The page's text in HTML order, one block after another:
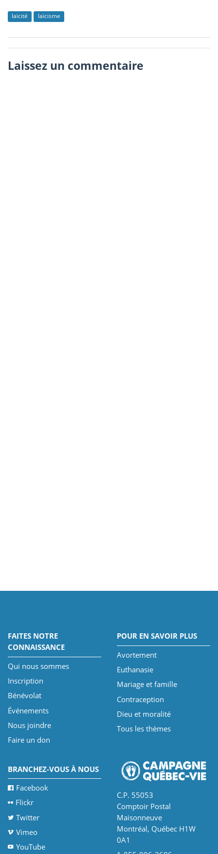
laïcité laïcisme
Laissez un commentaire
FAITES NOTRE
CONNAISSANCE
Qui nous sommes
Inscription
Bénévolat
Événements
Nous joindre
Faire un don
POUR EN SAVOIR PLUS
Avortement
Euthanasie
Mariage et famille
Contraception
Dieu et moralité
Tous les thèmes
BRANCHEZ-VOUS À NOUS
Facebook
Flickr
Twitter
Vimeo
YouTube
C.P. 55053
Comptoir Postal
Maisonneuve
Montréal, Québec H1W
0A1